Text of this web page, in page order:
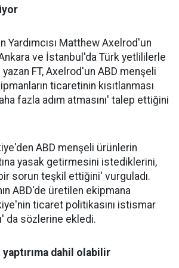
Yardımcısı Matthew Axelrod'un
ve İstanbul'da Türk yetlililerle
FT, Axelrod'un ABD menşeli
ticaretinin kısıtlanması
fazla adım atmasını' talep ettiğini
ABD menşeli ürünlerin
yasak getirmesini istediklerini,
sorun teşkil ettiğini' vurguladı.
ABD'de üretilen ekipmana
ticaret politikasını istismar
da sözlerine ekledi.
dahil olabilir